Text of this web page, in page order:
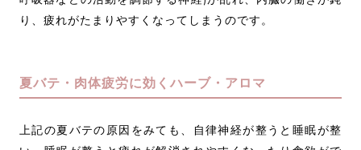
り、疲れがたまりやすくなってしまうのです。
夏バテ・肉体疲労に効くハーブ・アロマ
上記の夏バテの原因をみても、自律神経が整うと睡眠が整